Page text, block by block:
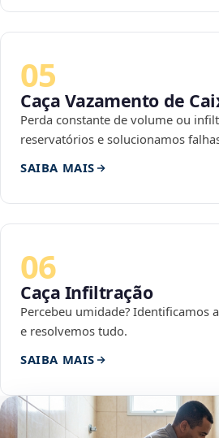
05
Caça Vazamento de
Perda constante de volume ou
reservatórios e solucionamos
SAIBA MAIS
06
Caça Infiltração
Percebeu umidade? Identificamos
e resolvemos tudo.
SAIBA MAIS